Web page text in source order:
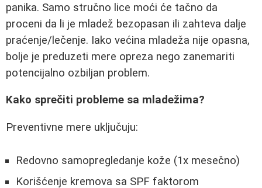
panika. Samo stručno lice moći će tačno da
proceni da li je mladež bezopasan ili zahteva dalje
praćenje/lečenje. Iako većina mladeža nije opasna,
bolje je preduzeti mere opreza nego zanemariti
potencijalno ozbiljan problem.
Kako sprečiti probleme sa mladežima?
Preventivne mere uključuju:
Redovno samopregledanje kože (1x mesečno)
Korišćenje kremova sa SPF faktorom